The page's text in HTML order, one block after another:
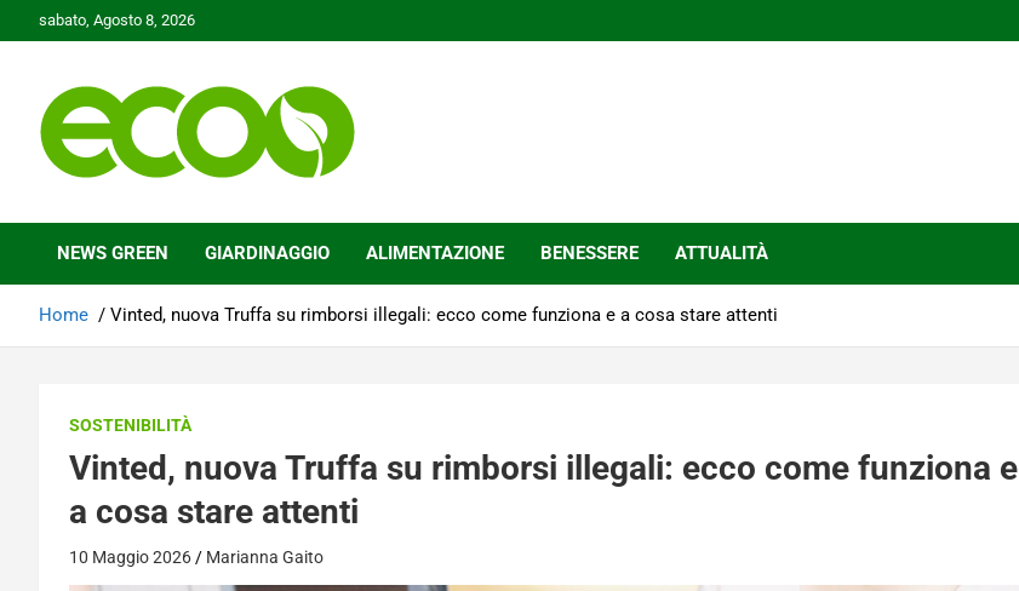
to
sabato, Agosto 8, 2026
Ecoo.it
NEWS GREEN GIARDINAGGIO ALIMENTAZIONE BENESSERE ATTUALITÀ
Home Vinted, nuova Truffa su rimborsi illegali: ecco come funziona e a cosa stare attenti
SOSTENIBILITÀ
Vinted, nuova Truffa su rimborsi illegali: ecco come funziona e
a cosa stare attenti
10 Maggio 2026 Marianna Gaito